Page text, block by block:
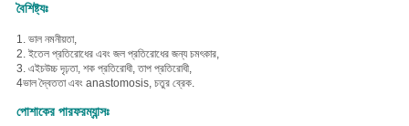
বৈশিষ্ট্যঃ
1. ভাল নমনীয়তা,
2. ইতেল প্রতিরোধের এবং জল প্রতিরোধের জন্য চমৎকার,
3. এইচউচ্চ দৃঢ়তা, শক প্রতিরোধী, তাপ প্রতিরোধী,
4ভাল দ্বৈততা এবং anastomosis, চতুর ব্রেক.
পোশাকের পারফরম্যান্সঃ